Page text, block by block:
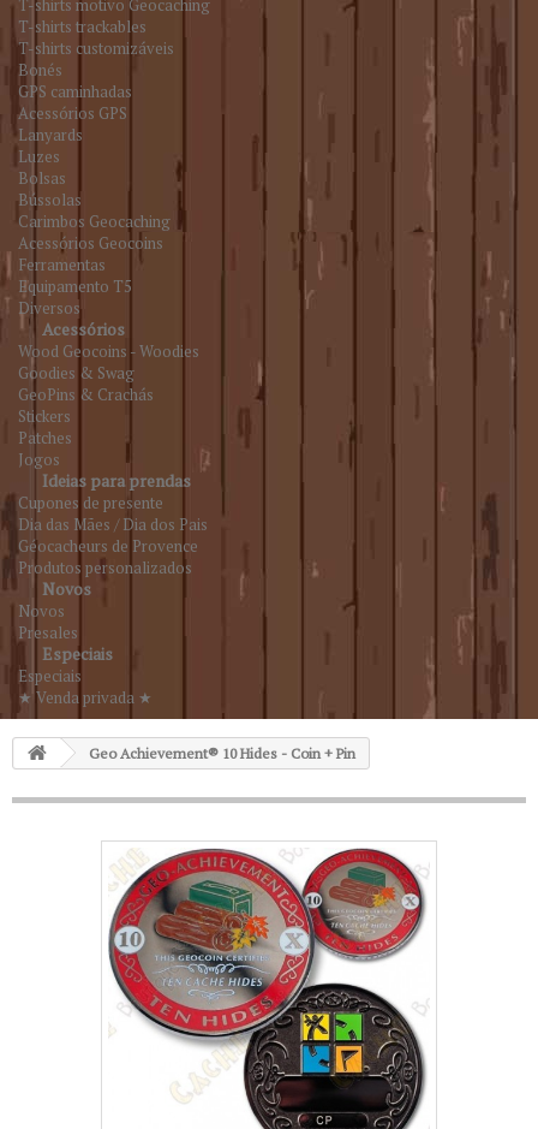
T-shirts motivo Geocaching
T-shirts trackables
T-shirts customizáveis
Bonés
GPS caminhadas
Acessórios GPS
Lanyards
Luzes
Bolsas
Bússolas
Carimbos Geocaching
Acessórios Geocoins
Ferramentas
Equipamento T5
Diversos
Acessórios
Wood Geocoins - Woodies
Goodies & Swag
GeoPins & Crachás
Stickers
Patches
Jogos
Ideias para prendas
Cupones de presente
Dia das Mães / Dia dos Pais
Géocacheurs de Provence
Produtos personalizados
Novos
Novos
Presales
Especiais
Especiais
★ Venda privada ★
Geo Achievement® 10 Hides - Coin + Pin